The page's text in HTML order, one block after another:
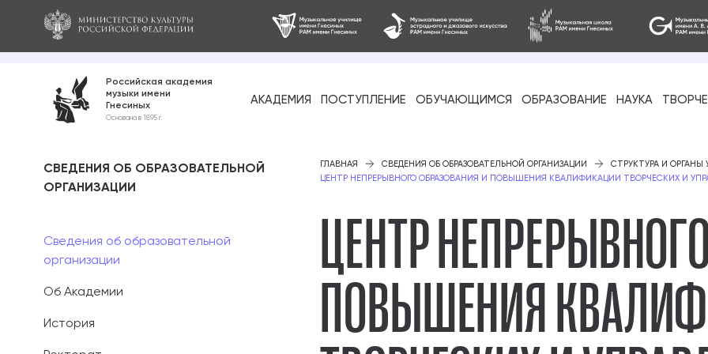
Российская академия
музыки имени
Гнесиных
Основана в 1895 г.
АКАДЕМИЯ ПОСТУПЛЕНИЕ ОБУЧАЮЩИМСЯ ОБРАЗОВАНИЕ НАУКА
Бакалавриат
Ассистентура-стажировка
Дополнительное образование
СВЕДЕНИЯ ОБ ОБРАЗОВАТЕЛЬНОЙ
ОРГАНИЗАЦИИ
Сведения об образовательной
организации
Об Академии
История
ГЛАВНАЯ СВЕДЕНИЯ ОБ ОБРАЗОВАТЕЛЬНОЙ ОРГАНИЗАЦИИ
СТРУКТУРА И ОРГАНЫ
ЦЕНТР НЕПРЕРЫВНОГО ОБРАЗОВАНИЯ И ПОВЫШЕНИЯ КВАЛИФИКАЦИИ ТВОРЧЕСКИХ И
ЦЕНТР
ПОВЫШЕНИЯ